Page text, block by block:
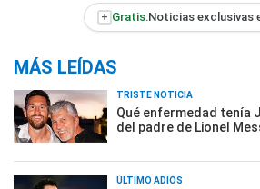
+ Gratis:Noticias exclusivas
MÁS LEÍDAS
TRISTE NOTICIA
Qué enfermedad tenía
del padre de Lionel
ÚLTIMO ADIÓS